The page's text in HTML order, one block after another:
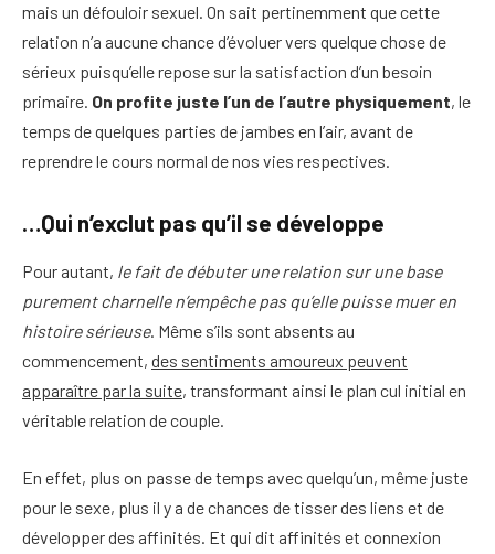
mais un défouloir sexuel. On sait pertinemment que cette
relation n’a aucune chance d’évoluer vers quelque chose de
sérieux puisqu’elle repose sur la satisfaction d’un besoin
primaire. On profite juste l’un de l’autre physiquement, le
temps de quelques parties de jambes en l’air, avant de
reprendre le cours normal de nos vies respectives.
…Qui n’exclut pas qu’il se développe
Pour autant, le fait de débuter une relation sur une base
purement charnelle n’empêche pas qu’elle puisse muer en
histoire sérieuse. Même s’ils sont absents au
commencement, des sentiments amoureux peuvent
apparaître par la suite, transformant ainsi le plan cul initial en
véritable relation de couple.
En effet, plus on passe de temps avec quelqu’un, même juste
pour le sexe, plus il y a de chances de tisser des liens et de
développer des affinités. Et qui dit affinités et connexion